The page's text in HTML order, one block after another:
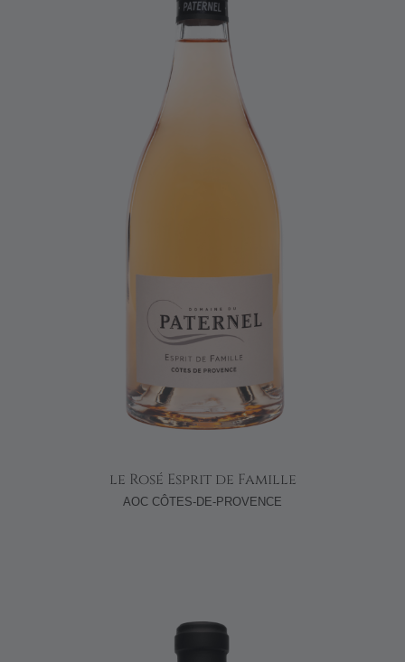
le Rosé Esprit de Famille
AOC CÔTES-DE-PROVENCE